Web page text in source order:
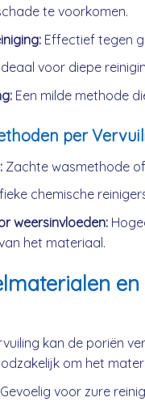
te voorkomen.
Effectief tegen
voor diepe
Een milde methode
per
Zachte wasmethode
chemische
weersinvloeden:
het materiaal.
kan de poriën
om het
voor zure